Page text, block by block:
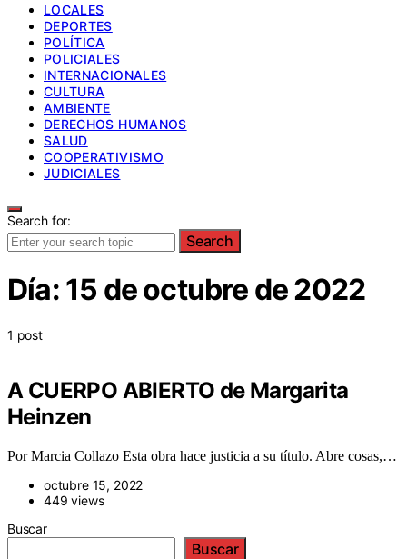
LOCALES
DEPORTES
POLÍTICA
POLICIALES
INTERNACIONALES
CULTURA
AMBIENTE
DERECHOS HUMANOS
SALUD
COOPERATIVISMO
JUDICIALES
Search for:
Search
Día: 15 de octubre de 2022
1 post
A CUERPO ABIERTO de Margarita
Heinzen
Por Marcia Collazo Esta obra hace justicia a su título. Abre cosas,…
octubre 15, 2022
449 views
Buscar
Buscar